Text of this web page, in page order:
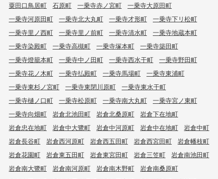
粟田口鳥居町 石原町 一乗寺赤ノ宮町
一乗寺大原田町
一乗寺河原田町
一乗寺北大丸町 一乗寺才形町
一乗寺下リ松町
一乗寺里ノ西町
一乗寺里ノ前町 一乗寺清水町
一乗寺地蔵本町
一乗寺染殿町
一乗寺高槻町 一乗寺塚本町
一乗寺築田町
一乗寺燈籠本町
一乗寺中ノ田町 一乗寺西水干町
一乗寺野田町
一乗寺花ノ木町
一乗寺払殿町 一乗寺馬場町
一乗寺東浦町
一乗寺東杉ノ宮町
一乗寺東閉川原町
一乗寺東水干町
一乗寺樋ノ口町
一乗寺松原町 一乗寺南大丸町
一乗寺宮ノ東町
一乗寺向畑町
岩倉北池田町 岩倉北桑原町
岩倉下在地町
岩倉忠在地町
岩倉中大鷺町 岩倉中河原町 岩倉中在地町
岩倉中町
岩倉長谷町
岩倉西河原町 岩倉西五田町 岩倉西宮田町
岩倉幡枝町
岩倉花園町
岩倉東五田町 岩倉東宮田町 岩倉三笠町
岩倉南池田町
岩倉南大鷺町
岩倉南河原町 岩倉南木野町
岩倉南桑原町